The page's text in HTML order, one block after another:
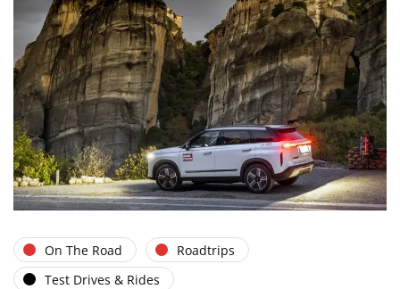
On The Road
Roadtrips
Test Drives & Rides